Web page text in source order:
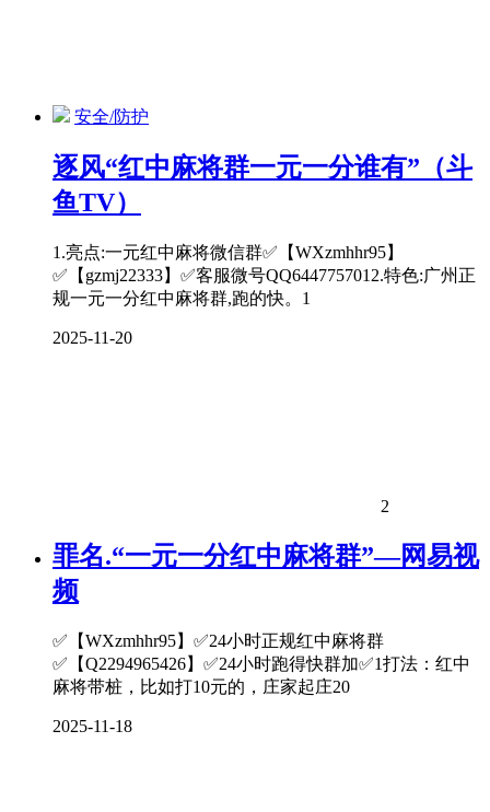
安全/防护
逐风“红中麻将群一元一分谁有”（斗
鱼TV）
1.亮点:一元红中麻将微信群✅【WXzmhhr95】
✅【gzmj22333】✅客服微号QQ6447757012.特色:广州正
规一元一分红中麻将群,跑的快。1
2025-11-20
2
罪名.“一元一分红中麻将群”—网易视
频
✅【WXzmhhr95】✅24小时正规红中麻将群
✅【Q2294965426】✅24小时跑得快群加✅1打法：红中
麻将带桩，比如打10元的，庄家起庄20
2025-11-18